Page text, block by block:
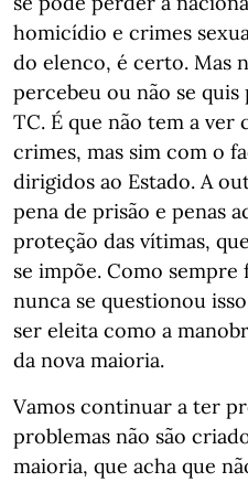
homicídio e crimes
do elenco, é certo. Mas
percebeu ou não se
TC. É que não tem a ver
crimes, mas sim com o
dirigidos ao Estado. A
pena de prisão e penas
proteção das vítimas,
se impõe. Como sempre
nunca se questionou
ser eleita como a
da nova maioria.
Vamos continuar a ter
problemas não são
maioria, que acha que